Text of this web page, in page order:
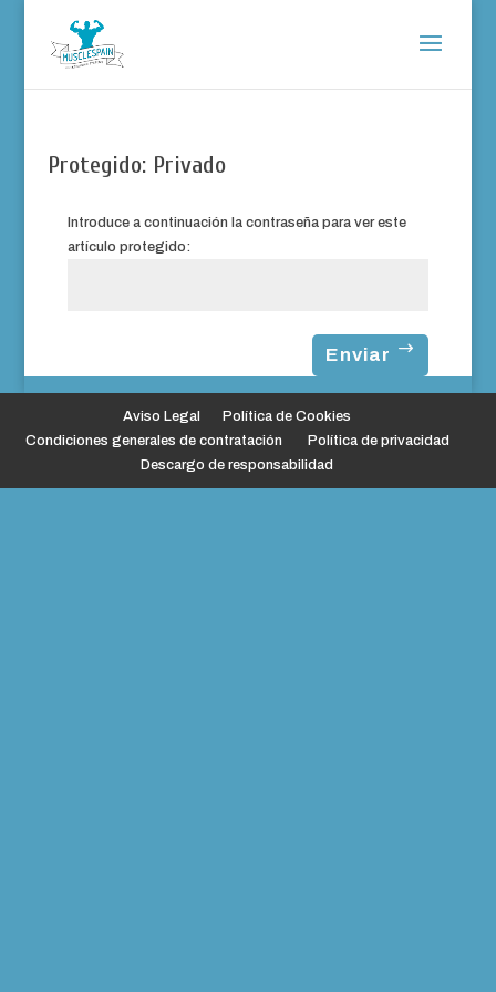
Protegido: Privado
Introduce a continuación la contraseña para ver este
artículo protegido:
Enviar
Aviso Legal
Política de Cookies
Condiciones generales de contratación
Política de privacidad
Descargo de responsabilidad